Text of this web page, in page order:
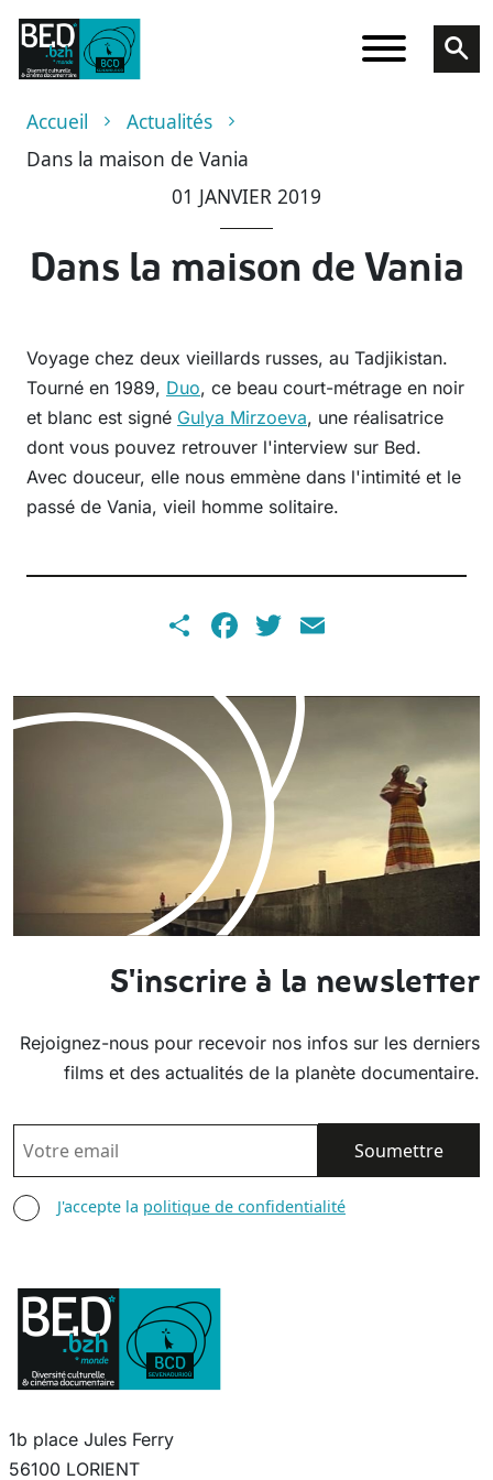
Aller au contenu principal
Fil d'Ariane
Accueil
Actualités
Dans la maison de Vania
01 JANVIER 2019
Dans la maison de Vania
Voyage chez deux vieillards russes, au Tadjikistan.
Tourné en 1989, Duo, ce beau court-métrage en noir
et blanc est signé Gulya Mirzoeva, une réalisatrice
dont vous pouvez retrouver l'interview sur Bed.
Avec douceur, elle nous emmène dans l'intimité et le
passé de Vania, vieil homme solitaire.
ShareFacebook
Twitter
S'inscrire à la newsletter
Rejoignez-nous pour recevoir nos infos sur les derniers
films et des actualités de la planète documentaire.
EMAIL
AGREE TERMS
J'accepte la politique de confidentialité
1b place Jules Ferry
56100 LORIENT